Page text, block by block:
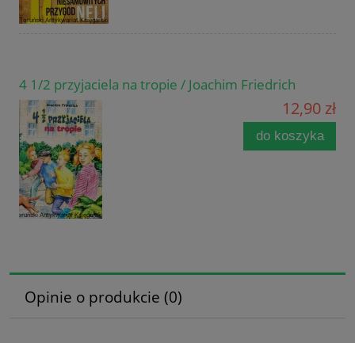
4 1/2 przyjaciela na tropie / Joachim Friedrich
12,90 zł
do koszyka
Opinie o produkcie (0)